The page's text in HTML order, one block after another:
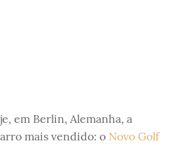
em Berlin, Alemanha, a
mais vendido: o Novo Golf